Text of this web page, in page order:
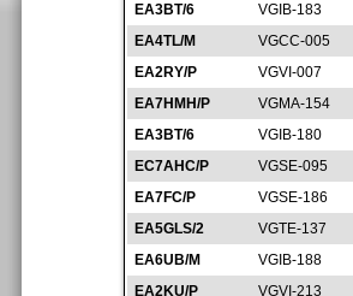
EA3BT/6
VGIB-183
EA4TL/M
VGCC-005
EA2RY/P
VGVI-007
EA7HMH/P
VGMA-154
EA3BT/6
VGIB-180
EC7AHC/P
VGSE-095
EA7FC/P
VGSE-186
EA5GLS/2
VGTE-137
EA6UB/M
VGIB-188
EA2KU/P
VGVI-213